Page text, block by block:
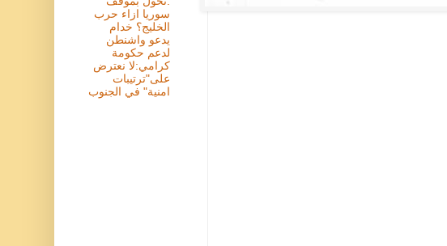
سوريا ازاء حرب
الخليج؟ خدام
يدعو واشنطن
لدعم حكومة
كرامي:لا نعترض
على"ترتيبات
امنية" في الجنوب